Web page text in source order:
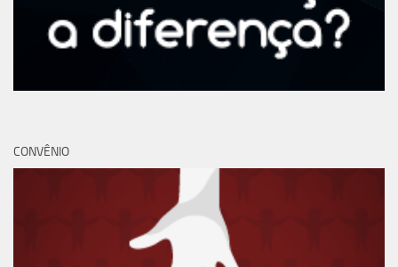
CONVÊNIO